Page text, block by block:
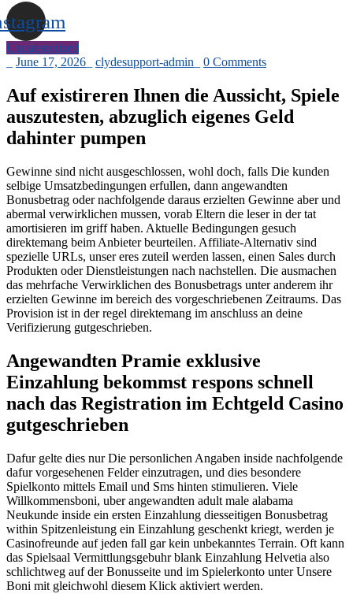
Uncategorized
June 17, 2026 clydesupport-admin 0 Comments
Auf existireren Ihnen die Aussicht, Spiele
auszutesten, abzuglich eigenes Geld
dahinter pumpen
Gewinne sind nicht ausgeschlossen, wohl doch, falls Die kunden
selbige Umsatzbedingungen erfullen, dann angewandten
Bonusbetrag oder nachfolgende daraus erzielten Gewinne aber und
abermal verwirklichen mussen, vorab Eltern die leser in der tat
amortisieren im griff haben. Aktuelle Bedingungen gesuch
direktemang beim Anbieter beurteilen. Affiliate-Alternativ sind
spezielle URLs, unser eres zuteil werden lassen, einen Sales durch
Produkten oder Dienstleistungen nach nachstellen. Die ausmachen
das mehrfache Verwirklichen des Bonusbetrags unter anderem ihr
erzielten Gewinne im bereich des vorgeschriebenen Zeitraums. Das
Provision ist in der regel direktemang im anschluss an deine
Verifizierung gutgeschrieben.
Angewandten Pramie exklusive
Einzahlung bekommst respons schnell
nach das Registration im Echtgeld Casino
gutgeschrieben
Dafur gelte dies nur Die personlichen Angaben inside nachfolgende
dafur vorgesehenen Felder einzutragen, und dies besondere
Spielkonto mittels Email und Sms hinten stimulieren. Viele
Willkommensboni, uber angewandten adult male alabama
Neukunde inside ein ersten Einzahlung diesseitigen Bonusbetrag
within Spitzenleistung ein Einzahlung geschenkt kriegt, werden je
Casinofreunde auf jeden fall gar kein unbekanntes Terrain. Oft kann
das Spielsaal Vermittlungsgebuhr blank Einzahlung Helvetia also
schlichtweg auf der Bonusseite und im Spielerkonto unter Unsere
Boni mit gleichwohl diesem Klick aktiviert werden.